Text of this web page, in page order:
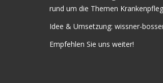
rund um die Themen
Idee & Umsetzung: wissner-
Empfehlen Sie uns weiter!